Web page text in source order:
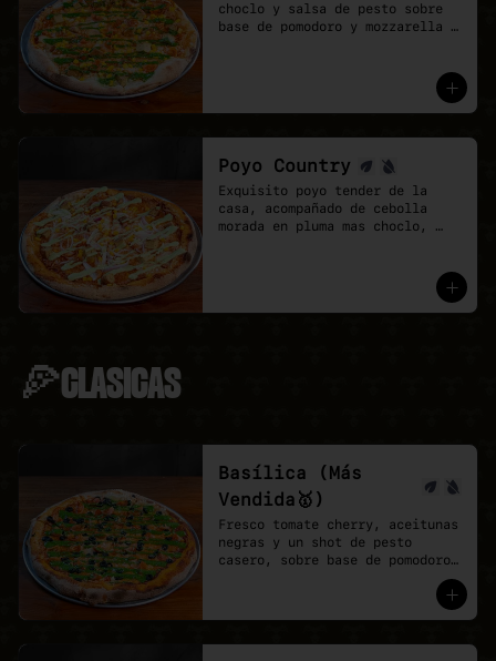
choclo y salsa de pesto sobre
base de pomodoro y mozzarella
Poyo Country
Exquisito poyo tender de la
casa, acompañado de cebolla
morada en pluma mas choclo,
🍕CLASICAS
Basílica (Más
Vendida🥇)
Fresco tomate cherry, aceitunas
negras y un shot de pesto
casero, sobre base de pomodoro